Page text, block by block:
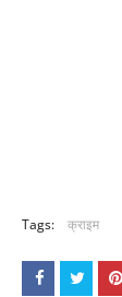
Tags: क्राइम